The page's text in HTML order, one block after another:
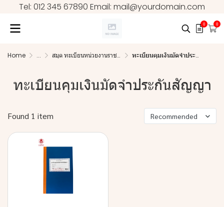
Tel: 012 345 67890 Email: mail@yourdomain.com
0 0
Home ... สมุด ทะเบียนหน่วยงานราชการ ทะเบียนคุมเงินมัดจำประกันสัญญา
ทะเบียนคุมเงินมัดจำประกันสัญญา
Found 1 item Recommended